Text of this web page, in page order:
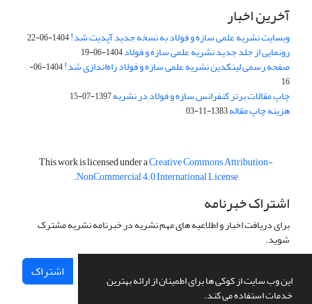
این وب سایت از کوکی ها برای اطمینان از ارائه بهترین
خدمات استفاده می کند.
آخرین اخبار
وبسایت نشریه علمی سازه و فولاد به نسخه جدید آپدیت شد!1404-06-22
رونمایی از جلد جدید نشریه علمی سازه و فولاد1404-06-19
صفحه رسمی لینکدین نشریه علمی سازه و فولاد راه‌اندازی شد!
1404-06-
16
چاپ مقالات برتر کنفرانس سازه و فولاد در نشریه1397-07-15
هزینه چاپ مقاله1383-11-03
This work is licensed under aCreative Commons Attribution-
NonCommercial 4.0 International License
.
اشتراک خبرنامه
برای دریافت اخبار و اطلاعیه های مهم نشریه در خبرنامه نشریه مشترک
شوید.
اشتراک